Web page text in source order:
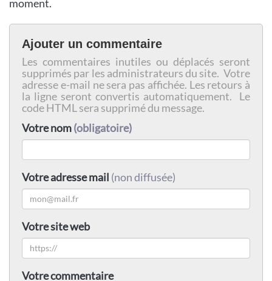
moment.
Ajouter un commentaire
Les commentaires inutiles ou déplacés seront
supprimés par les administrateurs du site. Votre
adresse e-mail ne sera pas affichée. Les retours à
la ligne seront convertis automatiquement. Le
code HTML sera supprimé du message.
Votre nom(obligatoire)
Votre adresse mail (non diffusée)
Votre site web
Votre commentaire